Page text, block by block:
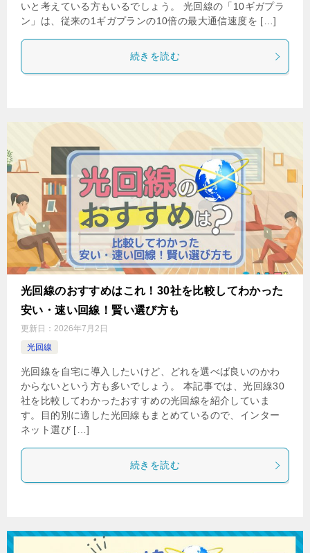
いと考えている方もいるでしょう。 光回線の「10ギガプラ
ン」は、従来の1ギガプランの10倍の最大通信速度を […]
続きを読む
光回線のおすすめはこれ！30社を比較してわかった
安い・速い回線！賢い選び方も
更新日： 2026年7月2日
光回線
光回線を自宅に導入したいけど、どれを選べば良いのかわ
からないという方も多いでしょう。 本記事では、光回線30
社を比較してわかったおすすめの光回線を紹介していま
す。目的別に適した光回線もまとめているので、インター
ネット選び […]
続きを読む